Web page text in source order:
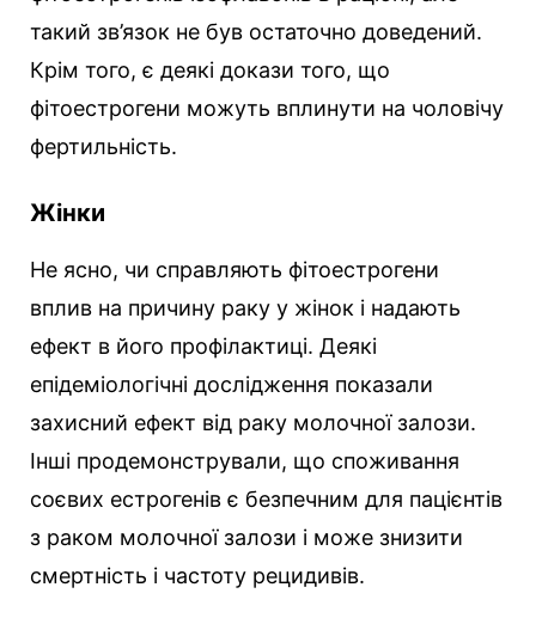
такий зв’язок не був остаточно доведений.
Крім того, є деякі докази того, що
фітоестрогени можуть вплинути на чоловічу
фертильність.
Жінки
Не ясно, чи справляють фітоестрогени
вплив на причину раку у жінок і надають
ефект в його профілактиці. Деякі
епідеміологічні дослідження показали
захисний ефект від раку молочної залози.
Інші продемонстрували, що споживання
соєвих естрогенів є безпечним для пацієнтів
з раком молочної залози і може знизити
смертність і частоту рецидивів.